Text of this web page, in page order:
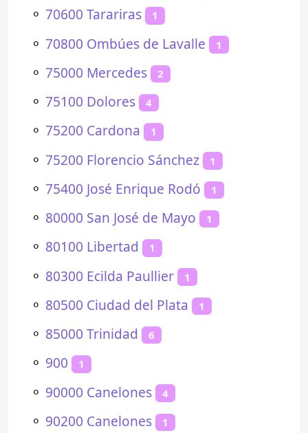
⚬ 70600 Tarariras 1
⚬ 70800 Ombúes de Lavalle 1
⚬ 75000 Mercedes 2
⚬ 75100 Dolores 4
⚬ 75200 Cardona 1
⚬ 75200 Florencio Sánchez 1
⚬ 75400 José Enrique Rodó 1
⚬ 80000 San José de Mayo 1
⚬ 80100 Libertad 1
⚬ 80300 Ecilda Paullier 1
⚬ 80500 Ciudad del Plata 1
⚬ 85000 Trinidad 6
⚬ 900 1
⚬ 90000 Canelones 4
⚬ 90200 Canelones 1